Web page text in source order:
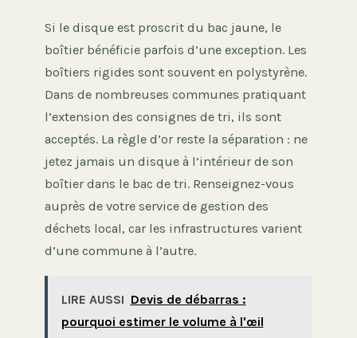
Si le disque est proscrit du bac jaune, le
boîtier bénéficie parfois d’une exception. Les
boîtiers rigides sont souvent en polystyrène.
Dans de nombreuses communes pratiquant
l’extension des consignes de tri, ils sont
acceptés. La règle d’or reste la séparation : ne
jetez jamais un disque à l’intérieur de son
boîtier dans le bac de tri. Renseignez-vous
auprès de votre service de gestion des
déchets local, car les infrastructures varient
d’une commune à l’autre.
LIRE AUSSI Devis de débarras :
pourquoi estimer le volume à l'œil